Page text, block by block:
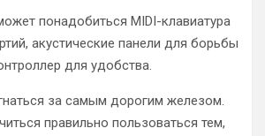
понадобиться MIDI-клавиатура
акустические панели для борьбы
для удобства.
за самым дорогим железом.
правильно пользоваться тем,